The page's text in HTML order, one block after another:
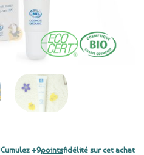
Cumulez +9pointsfidélité sur cet achat